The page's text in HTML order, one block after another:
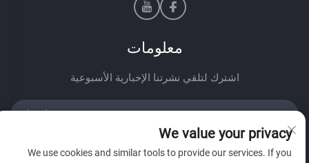
معلومات
اشترك لتلقي نشرتنا الإخبارية الأسبوعية
We value your privacy
We use cookies and similar tools to provide our services. If you